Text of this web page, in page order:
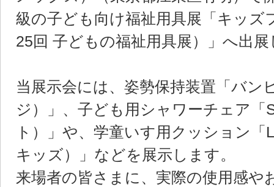
級の子ども向け福祉用具展「キッズ
25回 子どもの福祉用具展）」へ出
当展示会には、姿勢保持装置「バン
ジ）」、子ども用シャワーチェア「
ト）」や、学童いす用クッション
キッズ）」などを展示します。
来場者の皆さまに、実際の使用感や